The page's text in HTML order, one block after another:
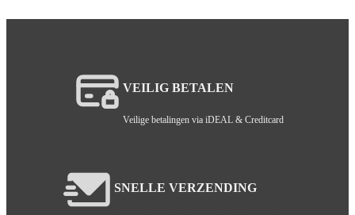
VEILIG BETALEN
Veilige betalingen via iDEAL & Creditcard
SNELLE VERZENDING